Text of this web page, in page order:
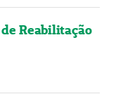
Reabilitação